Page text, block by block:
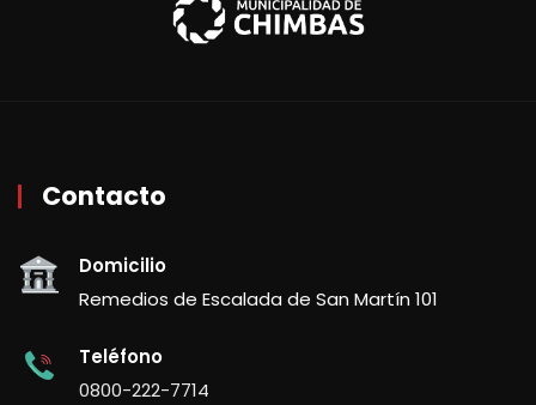
Contacto
Domicilio
Remedios de Escalada de San Martín 101
Teléfono
0800-222-7714